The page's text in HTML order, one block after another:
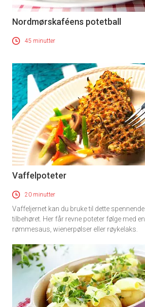
Nordmørskaféens potetball
45 minutter
Vaffelpoteter
20 minutter
Vaffeljernet kan du bruke til dette spennende
tilbehøret. Her får revne poteter følge med en
rømmesaus, wienerpølser eller røykelaks.